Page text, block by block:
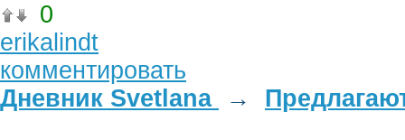
0
erikalindt
комментировать
Дневник Svetlana
→